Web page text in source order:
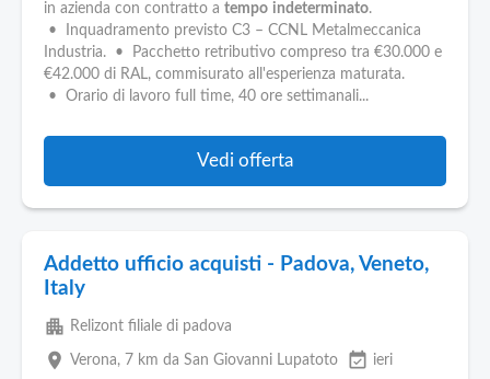
in azienda con contratto a tempo indeterminato.
• Inquadramento previsto C3 – CCNL Metalmeccanica
Industria. • Pacchetto retributivo compreso tra €30.000 e
€42.000 di RAL, commisurato all'esperienza maturata.
• Orario di lavoro full time, 40 ore settimanali...
Vedi offerta
Addetto ufficio acquisti - Padova, Veneto,
Italy
apartment Relizont filiale di padova
place Verona, 7 km da San Giovanni Lupatoto event_available ieri